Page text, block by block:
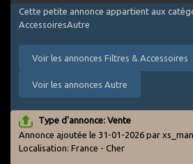
Cette petite annonce appartient aux
AccessoiresAutre
Voir les annonces Filtres & Accessoires
Voir les annonces Autre
Type d'annonce: Vente
Annonce ajoutée le 31-01-2026 par xs_man
Localisation: France - Cher